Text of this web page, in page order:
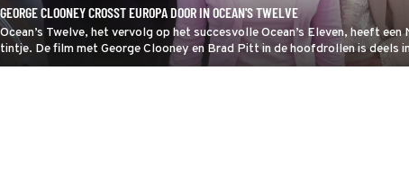
GEORGE CLOONEY CROSST EUROPA DOOR IN OCEAN'S TWELVE
Ocean’s Twelve, het vervolg op het succesvolle Ocean’s Eleven, heeft een
tintje. De film met George Clooney en Brad Pitt in de hoofdrollen is deels
opgenomen.